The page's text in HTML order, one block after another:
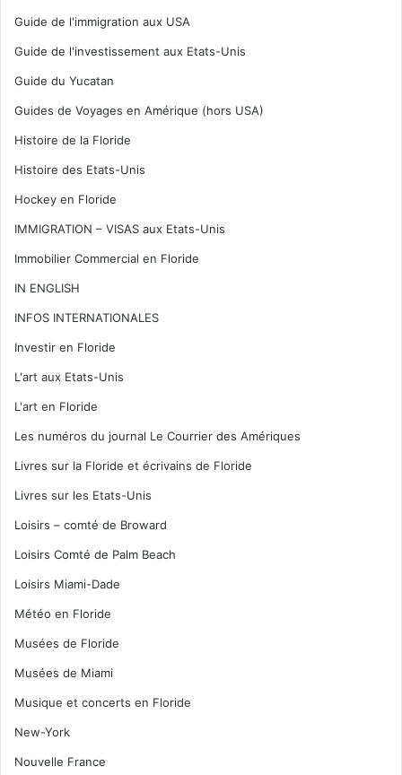
Guide de l'immigration aux USA
Guide de l'investissement aux Etats-Unis
Guide du Yucatan
Guides de Voyages en Amérique (hors USA)
Histoire de la Floride
Histoire des Etats-Unis
Hockey en Floride
IMMIGRATION – VISAS aux Etats-Unis
Immobilier Commercial en Floride
IN ENGLISH
INFOS INTERNATIONALES
Investir en Floride
L'art aux Etats-Unis
L'art en Floride
Les numéros du journal Le Courrier des Amériques
Livres sur la Floride et écrivains de Floride
Livres sur les Etats-Unis
Loisirs – comté de Broward
Loisirs Comté de Palm Beach
Loisirs Miami-Dade
Météo en Floride
Musées de Floride
Musées de Miami
Musique et concerts en Floride
New-York
Nouvelle France